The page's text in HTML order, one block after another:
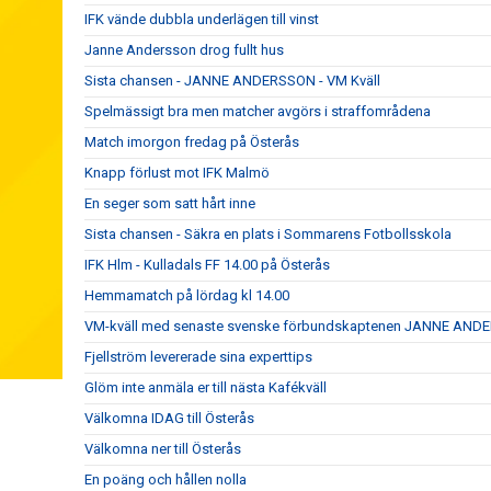
IFK vände dubbla underlägen till vinst
Janne Andersson drog fullt hus
Sista chansen - JANNE ANDERSSON - VM Kväll
Spelmässigt bra men matcher avgörs i straffområdena
Match imorgon fredag på Österås
Knapp förlust mot IFK Malmö
En seger som satt hårt inne
Sista chansen - Säkra en plats i Sommarens Fotbollsskola
IFK Hlm - Kulladals FF 14.00 på Österås
Hemmamatch på lördag kl 14.00
VM-kväll med senaste svenske förbundskaptenen JANNE
Fjellström levererade sina experttips
Glöm inte anmäla er till nästa Kafékväll
Välkomna IDAG till Österås
Välkomna ner till Österås
En poäng och hållen nolla